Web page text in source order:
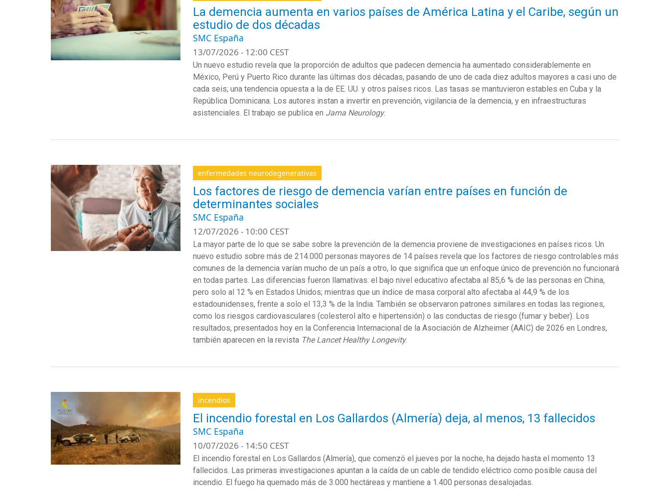
La demencia aumenta en varios países de América Latina y el Caribe, según un
estudio de dos décadas
SMC España
13/07/2026 - 12:00 CEST
Un nuevo estudio revela que la proporción de adultos que padecen demencia ha aumentado considerablemente en
México, Perú y Puerto Rico durante las últimas dos décadas, pasando de uno de cada diez adultos mayores a casi uno de
cada seis; una tendencia opuesta a la de EE. UU. y otros países ricos. Las tasas se mantuvieron estables en Cuba y la
República Dominicana. Los autores instan a invertir en prevención, vigilancia de la demencia, y en infraestructuras
asistenciales. El trabajo se publica en Jama Neurology.
enfermedades neurodegenerativas
Los factores de riesgo de demencia varían entre países en función de
determinantes sociales
SMC España
12/07/2026 - 10:00 CEST
La mayor parte de lo que se sabe sobre la prevención de la demencia proviene de investigaciones en países ricos. Un
nuevo estudio sobre más de 214.000 personas mayores de 14 países revela que los factores de riesgo controlables más
comunes de la demencia varían mucho de un país a otro, lo que significa que un enfoque único de prevención no funcionará
en todas partes. Las diferencias fueron llamativas: el bajo nivel educativo afectaba al 85,6 % de las personas en China,
pero solo al 12 % en Estados Unidos; mientras que un índice de masa corporal alto afectaba al 44,9 % de los
estadounidenses, frente a solo el 13,3 % de la India. También se observaron patrones similares en todas las regiones,
como los riesgos cardiovasculares (colesterol alto e hipertensión) o las conductas de riesgo (fumar y beber). Los
resultados, presentados hoy en la Conferencia Internacional de la Asociación de Alzheimer (AAIC) de 2026 en Londres,
también aparecen en la revista The LancetHealthyLongevity.
incendios
El incendio forestal en Los Gallardos (Almería) deja, al menos, 13 fallecidos
SMC España
10/07/2026 - 14:50 CEST
El incendio forestal en Los Gallardos (Almería), que comenzó el jueves por la noche, ha dejado hasta el momento 13
fallecidos. Las primeras investigaciones apuntan a la caída de un cable de tendido eléctrico como posible causa del
incendio. El fuego ha quemado más de 3.000 hectáreas y mantiene a 1.400 personas desalojadas.